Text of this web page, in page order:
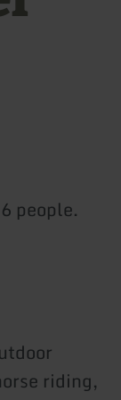
people.
riding,